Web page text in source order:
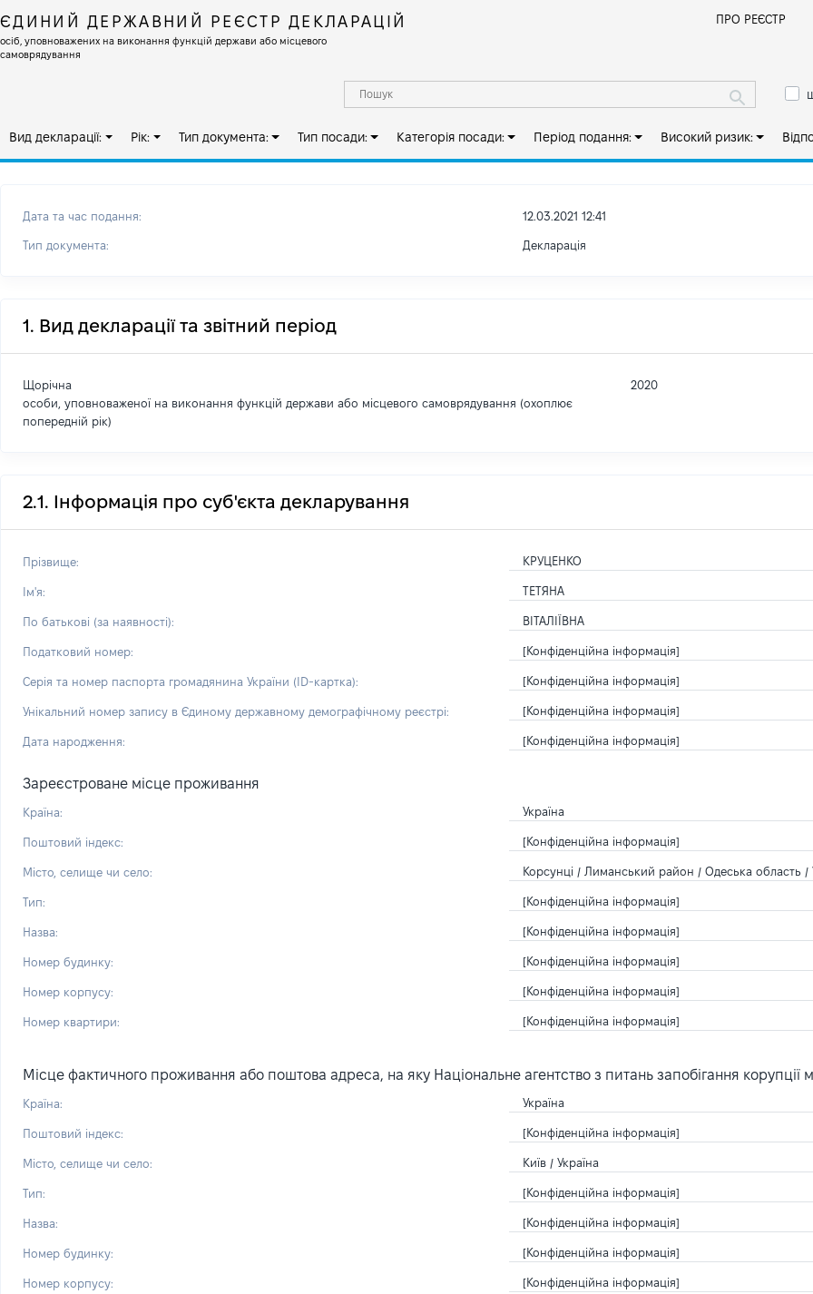
ЄДИНИЙ ДЕРЖАВНИЙ РЕЄСТР ДЕКЛАРАЦІЙ
осіб, уповноважених на виконання функцій держави або місцевого
самоврядування
ПРО РЕЄСТР
Вид декларації: Рік: Тип документа: Тип посади: Категорія посади: Період подання: Високий ризик:
Дата та час подання: 12.03.2021 12:41
Тип документа: Декларація
1. Вид декларації та звітний період
Щорічна
особи, уповноваженої на виконання функцій держави або місцевого самоврядування (охоплює
попередній рік)
2020
2.1. Інформація про суб'єкта декларування
Прізвище: КРУЦЕНКО
Ім'я: ТЕТЯНА
По батькові (за наявності): ВІТАЛІЇВНА
Податковий номер: [Конфіденційна інформація]
Серія та номер паспорта громадянина України (ID-картка): [Конфіденційна інформація]
Унікальний номер запису в Єдиному державному демографічному реєстрі: [Конфіденційна інформація]
Дата народження: [Конфіденційна інформація]
Зареєстроване місце проживання
Країна: Україна
Поштовий індекс: [Конфіденційна інформація]
Місто, селище чи село: Корсунці / Лиманський район / Одеська область /
Тип: [Конфіденційна інформація]
Назва: [Конфіденційна інформація]
Номер будинку: [Конфіденційна інформація]
Номер корпусу: [Конфіденційна інформація]
Номер квартири: [Конфіденційна інформація]
Місце фактичного проживання або поштова адреса, на яку Національне агентство з питань запобігання
Країна: Україна
Поштовий індекс: [Конфіденційна інформація]
Місто, селище чи село: Київ / Україна
Тип: [Конфіденційна інформація]
Назва: [Конфіденційна інформація]
Номер будинку: [Конфіденційна інформація]
Номер корпусу: [Конфіденційна інформація]